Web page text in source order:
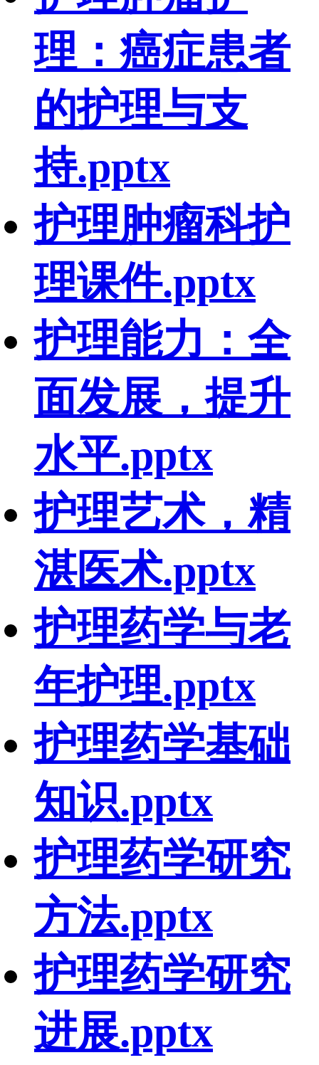
理：癌症患者
的护理与支
持.pptx
护理肿瘤科护
理课件.pptx
护理能力：全
面发展，提升
水平.pptx
护理艺术，精
湛医术.pptx
护理药学与老
年护理.pptx
护理药学基础
知识.pptx
护理药学研究
方法.pptx
护理药学研究
进展.pptx